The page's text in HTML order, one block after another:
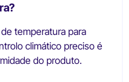
temperatura para
climático preciso é
do produto.